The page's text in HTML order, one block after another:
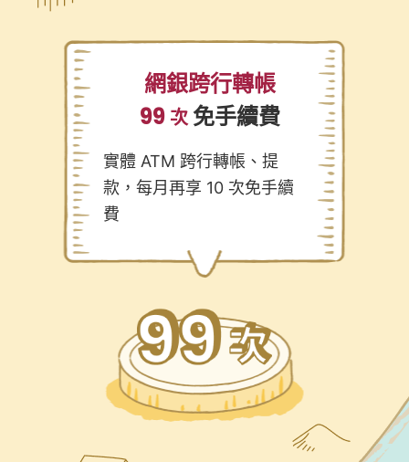
網銀跨行轉帳
99 次 免手續費
實體 ATM 跨行轉帳、提
款，每月再享 10 次免手續
費